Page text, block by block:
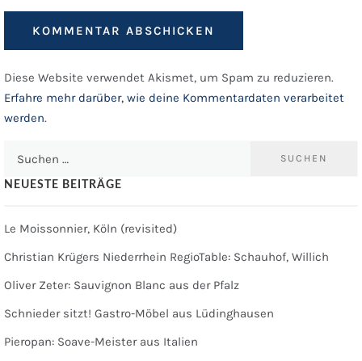
Diese Website verwendet Akismet, um Spam zu reduzieren.
Erfahre mehr darüber, wie deine Kommentardaten verarbeitet
werden.
NEUESTE BEITRÄGE
Le Moissonnier, Köln (revisited)
Christian Krügers Niederrhein RegioTable: Schauhof, Willich
Oliver Zeter: Sauvignon Blanc aus der Pfalz
Schnieder sitzt! Gastro-Möbel aus Lüdinghausen
Pieropan: Soave-Meister aus Italien